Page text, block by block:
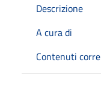
Descrizione
A cura di
Contenuti